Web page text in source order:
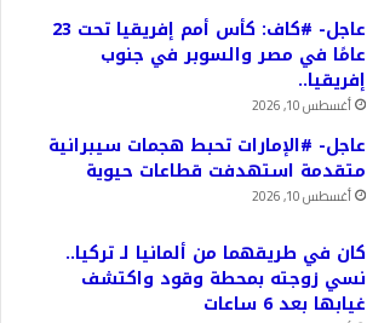
عاجل- #كاف: كأس أمم إفريقيا تحت 23
عامًا في مصر والسوبر في جنوب
إفريقيا..
أغسطس 10, 2026
عاجل- #الإمارات تحبط هجمات سيبرانية
متقدمة استهدفت قطاعات حيوية
أغسطس 10, 2026
كان في طريقهما من ألمانيا لـ تركيا..
نسي زوجته بمحطة وقود واكتشف
غيابها بعد 6 ساعات